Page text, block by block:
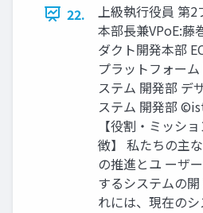
22.
上級執行役員 第
本部長兼VPoE:藤
ダクト開発本部
プラットフォー
ステム 開発部 デ
ステム 開発部
【役割・ミッシ
徴】 私たちの主
の推進とユ ーザ
するシステムの
れには、現在の